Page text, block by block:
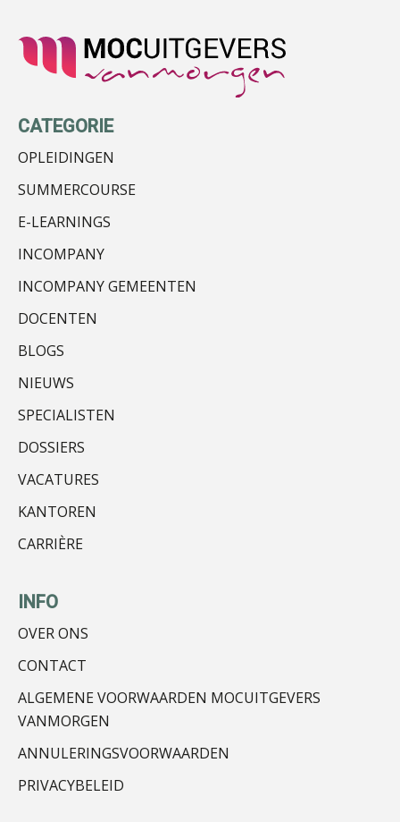
Alex Schrijver
Michiel Pouwels
CATEGORIE
OPLEIDINGEN
SUMMERCOURSE
E-LEARNINGS
INCOMPANY
INCOMPANY GEMEENTEN
DOCENTEN
BLOGS
NIEUWS
SPECIALISTEN
DOSSIERS
VACATURES
KANTOREN
CARRIÈRE
INFO
OVER ONS
CONTACT
ALGEMENE VOORWAARDEN MOCUITGEVERS
VANMORGEN
ANNULERINGSVOORWAARDEN
PRIVACYBELEID